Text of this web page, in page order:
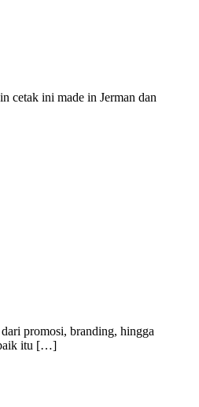
cetak ini made in Jerman dan
promosi, branding, hingga
baik itu […]